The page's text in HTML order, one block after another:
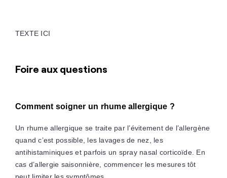
TEXTE ICI
Foire aux questions
Comment soigner un rhume allergique ?
Un rhume allergique se traite par l’évitement de l’allergène
quand c’est possible, les lavages de nez, les
antihistaminiques et parfois un spray nasal corticoïde. En
cas d’allergie saisonnière, commencer les mesures tôt